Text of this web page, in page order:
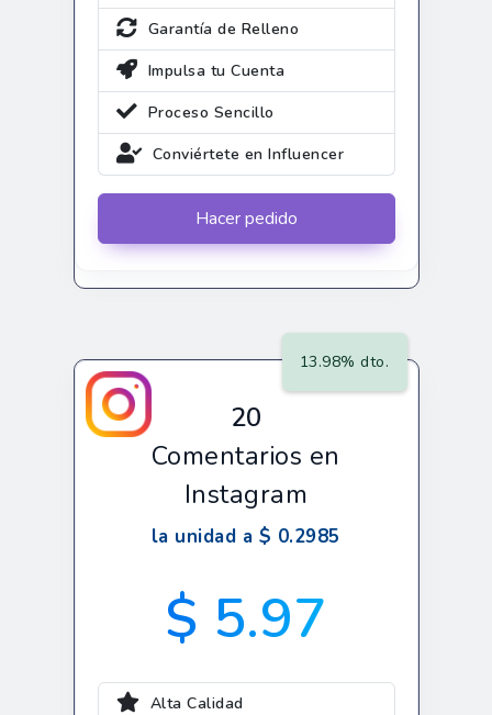
Garantía de Relleno
Impulsa tu Cuenta
Proceso Sencillo
Conviértete en Influencer
Hacer pedido
13.98% dto.
20
Comentarios en
Instagram
la unidad a $ 0.2985
$ 5.97
Alta Calidad